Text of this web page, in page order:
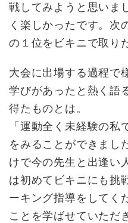
戦してみようと思いま
く楽しかったです。次
の１位をビキニで取り
大会に出場する過程で
学びがあったと熱く語
得たものとは。
「運動全く未経験の
をみることができまし
けで今の先生と出逢い
は初めてビキニにも挑
ーキング指導をしてく
ことを学ばせていただ